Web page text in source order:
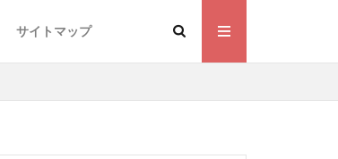
サイトマップ